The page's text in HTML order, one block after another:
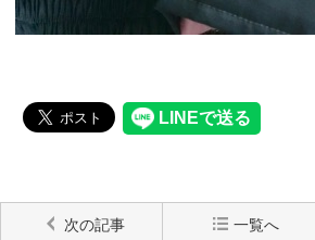
次の記事 一覧へ